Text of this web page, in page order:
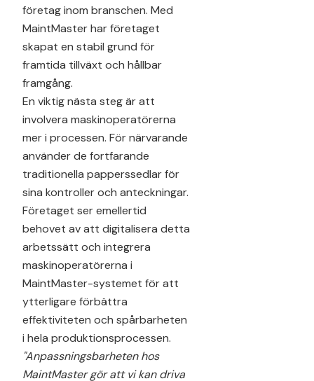
företag inom branschen. Med
MaintMaster har företaget
skapat en stabil grund för
framtida tillväxt och hållbar
framgång.
En viktig nästa steg är att
involvera maskinoperatörerna
mer i processen. För närvarande
använder de fortfarande
traditionella papperssedlar för
sina kontroller och anteckningar.
Företaget ser emellertid
behovet av att digitalisera detta
arbetssätt och integrera
maskinoperatörerna i
MaintMaster-systemet för att
ytterligare förbättra
effektiviteten och spårbarheten
i hela produktionsprocessen.
"Anpassningsbarheten hos
MaintMaster gör att vi kan driva